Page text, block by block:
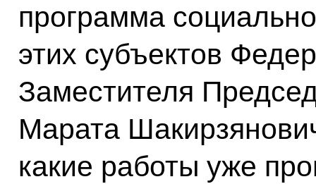
программа
этих субъектов
Заместителя
Марата
какие работы уже